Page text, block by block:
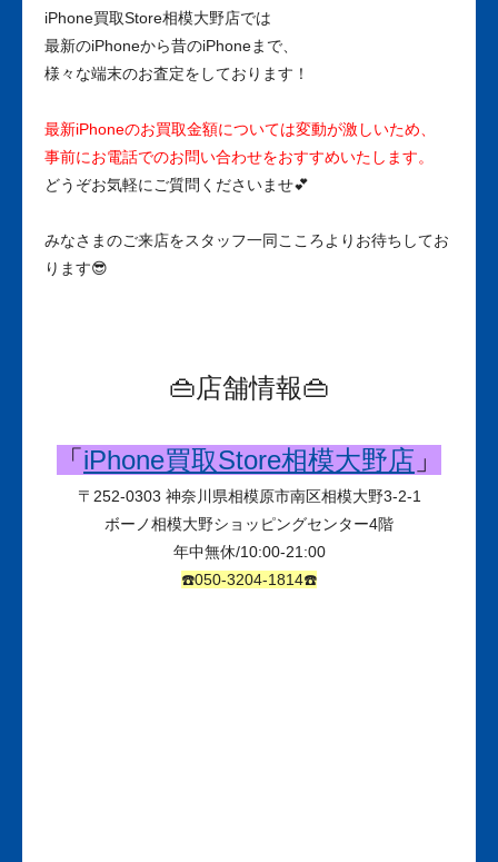
iPhone買取Store相模大野店では
最新のiPhoneから昔のiPhoneまで、
様々な端末のお査定をしております！
最新iPhoneのお買取金額については変動が激しいため、
事前にお電話でのお問い合わせをおすすめいたします。
どうぞお気軽にご質問くださいませ💕
みなさまのご来店をスタッフ一同こころよりお待ちしてお
ります😎
👜店舗情報👜
「 iPhone買取Store相模大野店 」
〒 252-0303 神奈川県相模原市南区相模大野3-2-1
ボーノ相模大野ショッピングセンター4階
年中無休/10:00-21:00
☎️050-3204-1814☎️